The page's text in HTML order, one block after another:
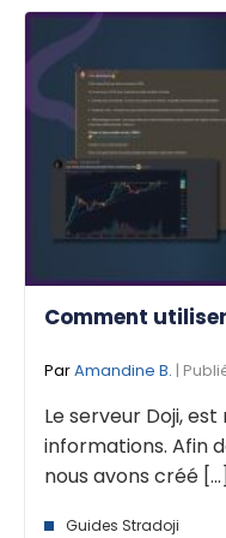
Comment
ParAmandine B. |
Le serveur Doji,
informations. Afin
nous avons créé [...]
Guides Stradoji